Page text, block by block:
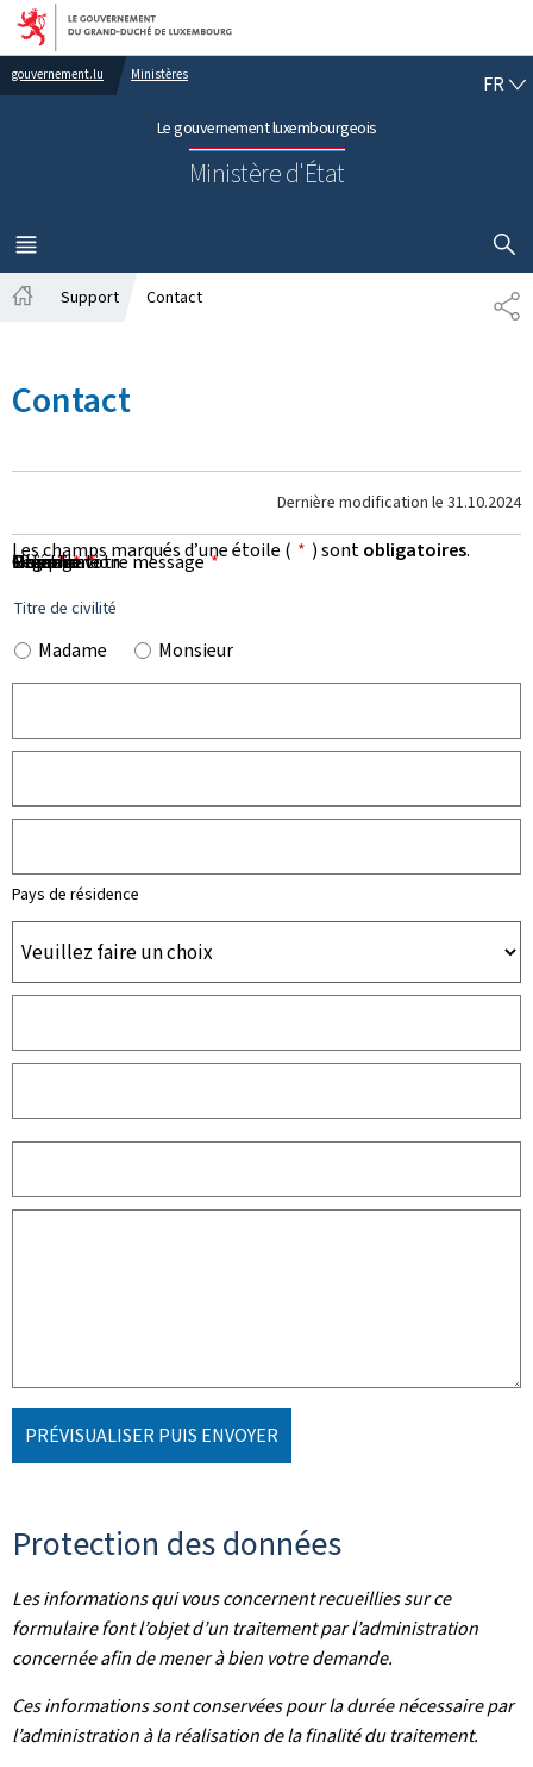
Aller au menu principal
Aller au contenu
gouvernement.lu Ministères
Le gouvernement luxembourgeois
Ministère d'État
FR
MENU
PRINCIPAL
Support Contact
Contact
Dernière modification le 31.10.2024
Les champs marqués d’une étoile ( * ) sontobligatoires.
Titre de civilité
Madame Monsieur
Prénom *
Nom *
Organisation
Pays de résidence
E-mail *
Téléphone
Objet de votre message *
Message *
PRÉVISUALISER PUIS ENVOYER
Protection des données
Les informations qui vous concernent recueillies sur ce
formulaire font l’objet d’un traitement par l’administration
concernée afin de mener à bien votre demande.
Ces informations sont conservées pour la durée nécessaire par
l’administration à la réalisation de la finalité du traitement.